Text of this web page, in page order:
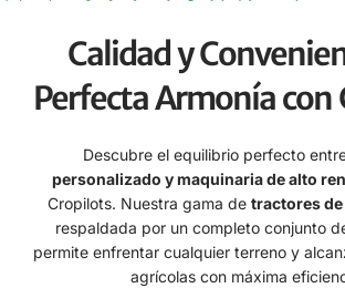
Calidad y
Perfecta Armonía con
Descubre el equilibrio perfecto
personalizado y maquinaria de alto
Cropilots. Nuestra gama de tractores
respaldada por un completo conjunto
permite enfrentar cualquier terreno y
agrícolas con máxima